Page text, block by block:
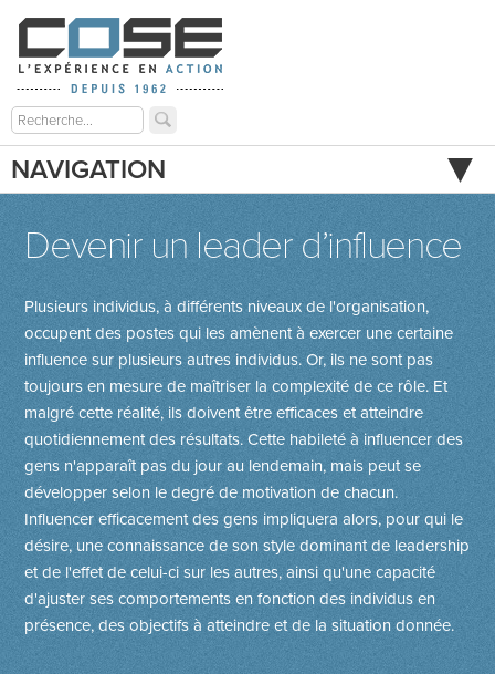
NAVIGATION
Devenir un leader d’influence
Plusieurs individus, à différents niveaux de l'organisation,
occupent des postes qui les amènent à exercer une certaine
influence sur plusieurs autres individus. Or, ils ne sont pas
toujours en mesure de maîtriser la complexité de ce rôle. Et
malgré cette réalité, ils doivent être efficaces et atteindre
quotidiennement des résultats. Cette habileté à influencer des
gens n'apparaît pas du jour au lendemain, mais peut se
développer selon le degré de motivation de chacun.
Influencer efficacement des gens impliquera alors, pour qui le
désire, une connaissance de son style dominant de leadership
et de l'effet de celui-ci sur les autres, ainsi qu'une capacité
d'ajuster ses comportements en fonction des individus en
présence, des objectifs à atteindre et de la situation donnée.